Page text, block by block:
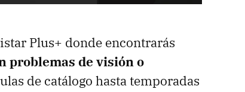
Plus+ donde encontrarás
problemas de visión o
de catálogo hasta temporadas